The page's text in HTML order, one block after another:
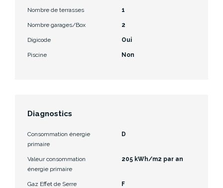
Nombre de terrasses 1
Nombre garages/Box 2
Digicode Oui
Piscine Non
Diagnostics
Consommation énergie
primaire
D
Valeur consommation
énergie primaire
205 kWh/m2 par an
Gaz Effet de Serre F